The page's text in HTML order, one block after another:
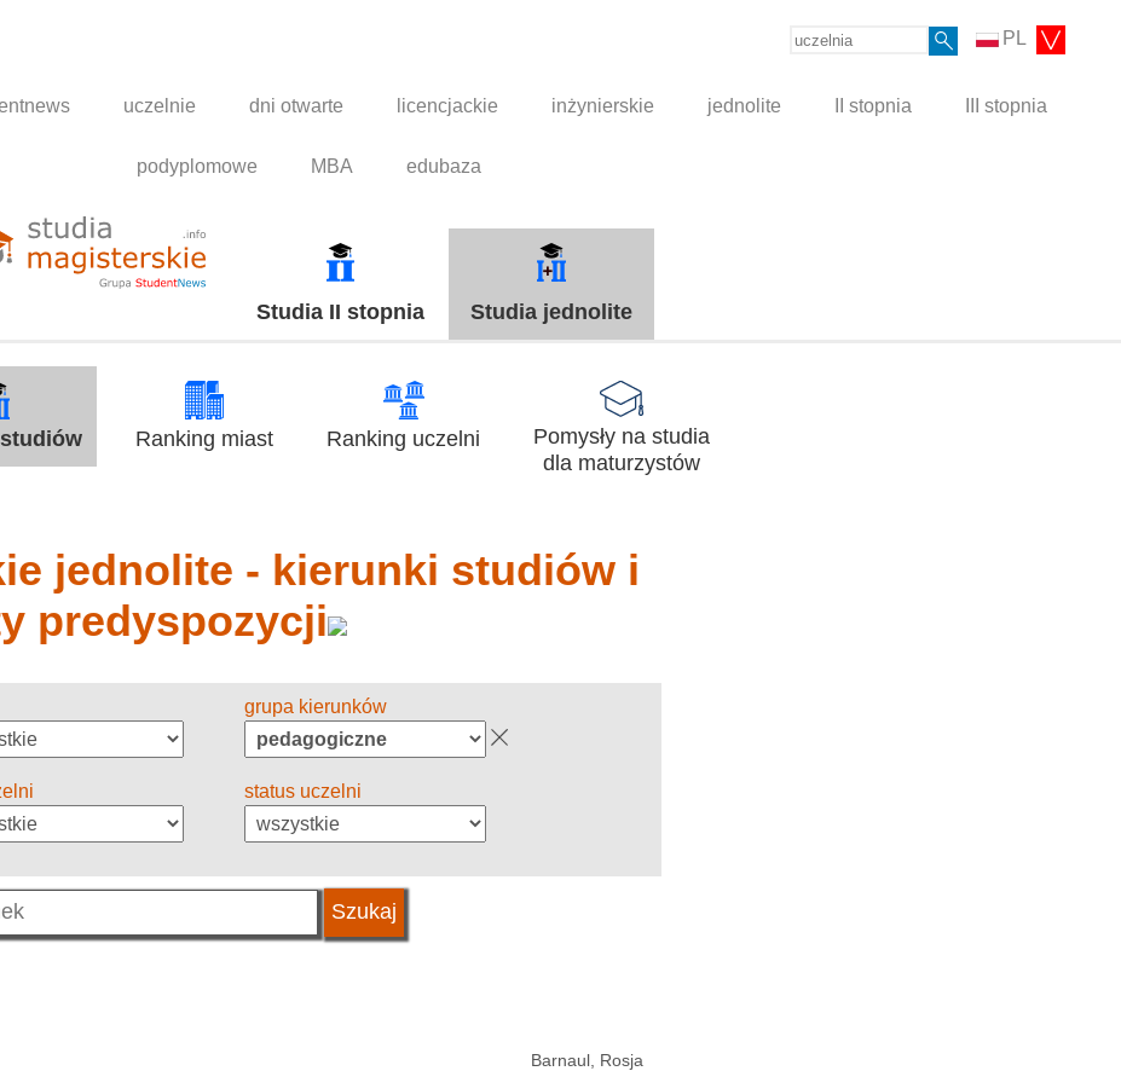
PL
uczelnie dni otwarte licencjackie inżynierskie jednolite II stopnia III stopnia
podyplomowe MBA edubaza
Studia II stopnia Studia jednolite
Ranking miast Ranking uczelni
Pomysły na studia
dla maturzystów
jednolite - kierunki studiów i
predyspozycji
grupa kierunków
status uczelni
Barnaul, Rosja